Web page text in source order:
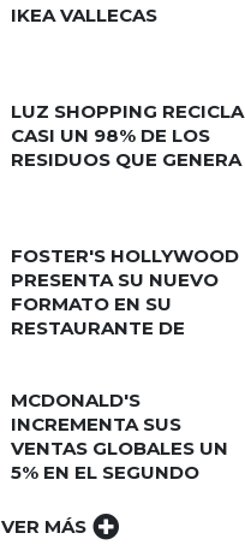
IKEA VALLECAS
LUZ SHOPPING RECICLA
CASI UN 98% DE LOS
RESIDUOS QUE GENERA
FOSTER'S HOLLYWOOD
PRESENTA SU NUEVO
FORMATO EN SU
RESTAURANTE DE
MCDONALD'S
INCREMENTA SUS
VENTAS GLOBALES UN
5% EN EL SEGUNDO
VER MÁS